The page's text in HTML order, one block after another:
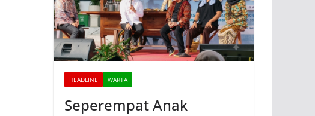
HEADLINE WARTA
Seperempat Anak